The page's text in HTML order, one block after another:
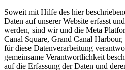
Soweit mit Hilfe des hier
Daten auf unserer Website erfasst
werden, sind wir und die Meta
Canal Square, Grand Canal
für diese Datenverarbeitung
gemeinsame Verantwortlichkeit
auf die Erfassung der Daten und